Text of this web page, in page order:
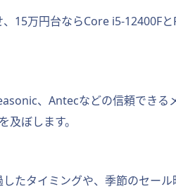
15万円台ならCore i5-12400Fと
、Antecなどの信頼できる
ぼします。
たタイミングや、季節のセール